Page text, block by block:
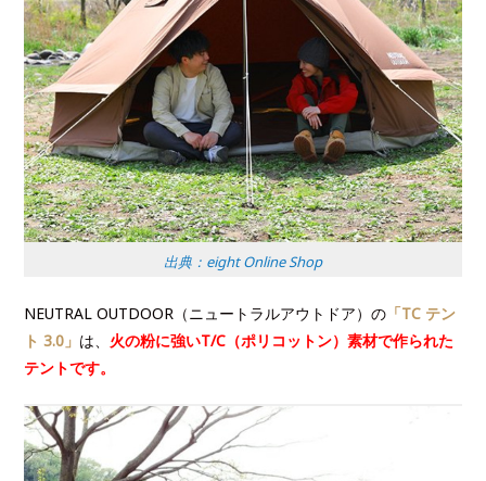
出典：eight Online Shop
NEUTRAL OUTDOOR（ニュートラルアウトドア）の 「TC テン
ト 3.0」 は、 火の粉に強いT/C（ポリコットン）素材で作られた
テントです。